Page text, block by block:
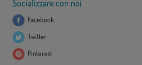
Socializzare con noi
Facebook
Twitter
Pinterest